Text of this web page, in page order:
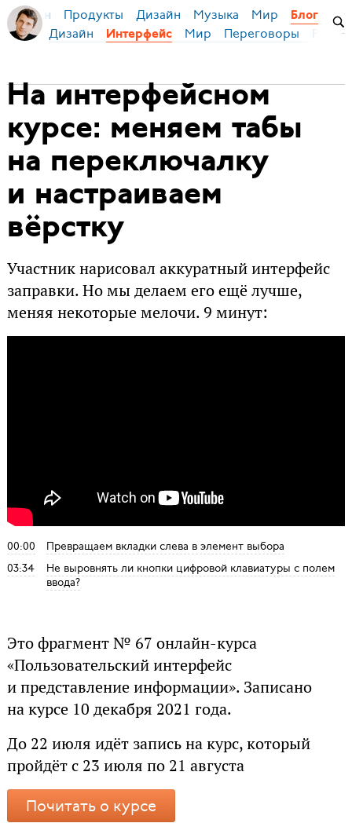
Бирман Продукты Дизайн Музыка Мир Блог
Дизайн Интерфейс Мир Переговоры
На интерфейсном
курсе: меняем табы
на переключалку
и настраиваем
вёрстку
Участник нарисовал аккуратный интерфейс
заправки. Но мы делаем его ещё лучше,
меняя некоторые мелочи. 9 минут:
00:00
Превращаем вкладки слева в элемент выбора
03:34
Не выровнять ли кнопки цифровой клавиатуры с полем
ввода?
Это фрагмент № 67 онлайн-курса
«Пользовательский интерфейс
и представление информации». Записано
на курсе 10 декабря 2021 года.
До 22 июля идёт запись на курс, который
пройдёт с 23 июля по 21 августа
Почитать о курсе